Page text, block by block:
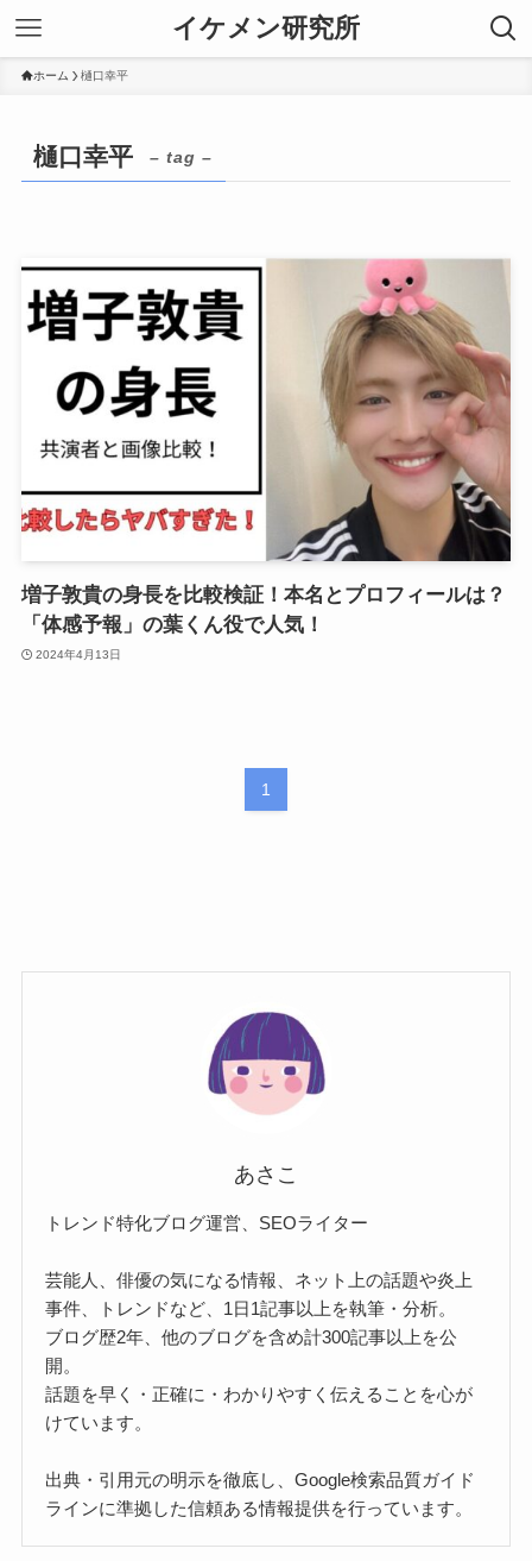
イケメン研究所
ホーム 樋口幸平
樋口幸平 – tag –
増子敦貴の身長を比較検証！本名とプロフィールは？
「体感予報」の葉くん役で人気！
2024年4月13日
1
あさこ
トレンド特化ブログ運営、SEOライター
芸能人、俳優の気になる情報、ネット上の話題や炎上
事件、トレンドなど、1日1記事以上を執筆・分析。
ブログ歴2年、他のブログを含め計300記事以上を公
開。
話題を早く・正確に・わかりやすく伝えることを心が
けています。
出典・引用元の明示を徹底し、Google検索品質ガイド
ラインに準拠した信頼ある情報提供を行っています。